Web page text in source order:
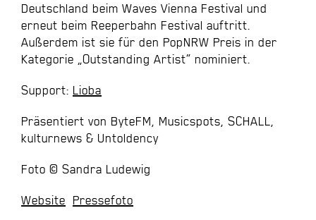
Deutschland beim Waves Vienna Festival und
erneut beim Reeperbahn Festival auftritt.
Außerdem ist sie für den PopNRW Preis in der
Kategorie „Outstanding Artist“ nominiert.
Support: Lioba
Präsentiert von ByteFM, Musicspots, SCHALL,
kulturnews & Untoldency
Foto © Sandra Ludewig
Website Pressefoto